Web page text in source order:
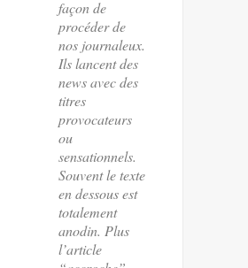
façon de
procéder de
nos journaleux.
Ils lancent des
news avec des
titres
provocateurs
ou
sensationnels.
Souvent le texte
en dessous est
totalement
anodin. Plus
l’article